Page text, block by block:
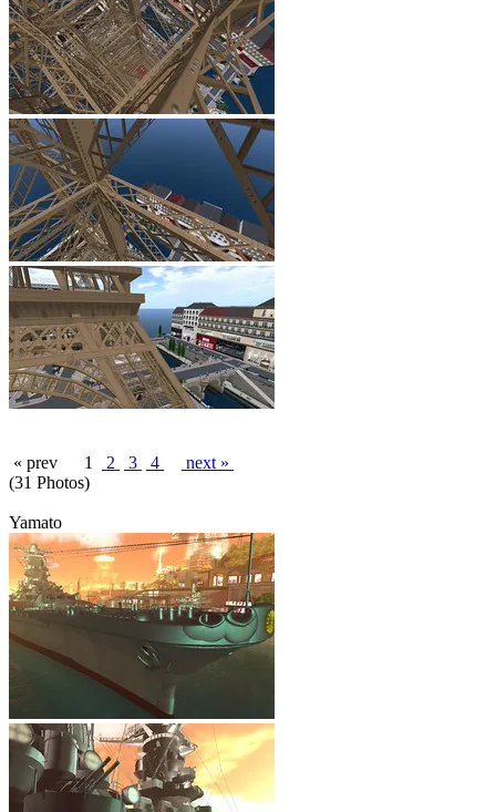
« prev 1 2 3 4
next »
(31 Photos)
Yamato